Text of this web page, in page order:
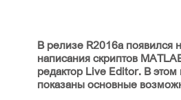
В релизе R2016a появился
написания скриптов
редактор Live Editor. В этом
показаны основные